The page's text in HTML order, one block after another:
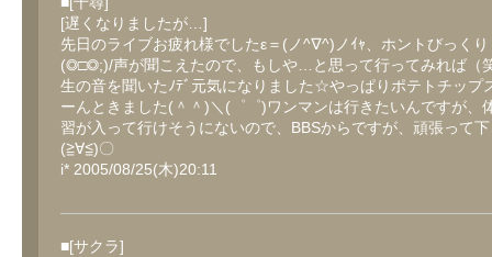
[遅くなりましたが…]
先日のライブお疲れ様でしたε＝(ノ^∇^)ノｲｬ、ホントびっく
(◎□◎;)/声が聞こえたので、もしや…と思って行ってみれば（
生の音を聞いたﾉﾃﾞ元気になりました☆やっぱりポテトチップ
ーんときました(＾＾)＼(゜゜)ワンマンは行きたいんですが、
習が入って行けそうにないので、BBSからですが、頑張って
(≧∀≦)〇
i* 2005/08/25(木)20:11
■[サクラ]